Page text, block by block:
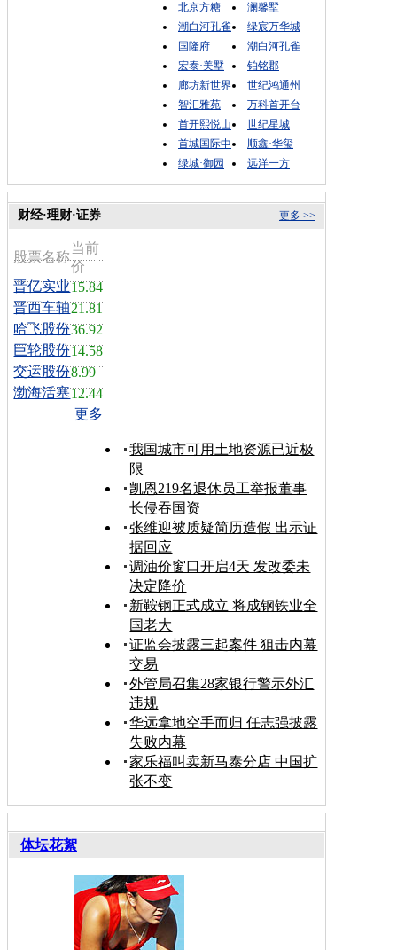
北京方糖
澜馨墅
潮白河孔雀
绿宸万华城
国隆府
潮白河孔雀
宏泰·美墅
铂铭郡
廊坊新世界
世纪鸿通州
智汇雅苑
万科首开台
首开熙悦山
世纪星城
首城国际中
顺鑫·华玺
绿城·御园
远洋一方
更多 >>
财经·理财·证券
股票名称
当前
价
晋亿实业15.84
晋西车轴21.81
哈飞股份36.92
巨轮股份14.58
交运股份8.99
渤海活塞12.44
更多
我国城市可用土地资源已近极
限
凯恩219名退休员工举报董事
长侵吞国资
张维迎被质疑简历造假 出示证
据回应
调油价窗口开启4天 发改委未
决定降价
新鞍钢正式成立 将成钢铁业全
国老大
证监会披露三起案件 狙击内幕
交易
外管局召集28家银行警示外汇
违规
华远拿地空手而归 任志强披露
失败内幕
家乐福叫卖新马泰分店 中国扩
张不变
体坛花絮